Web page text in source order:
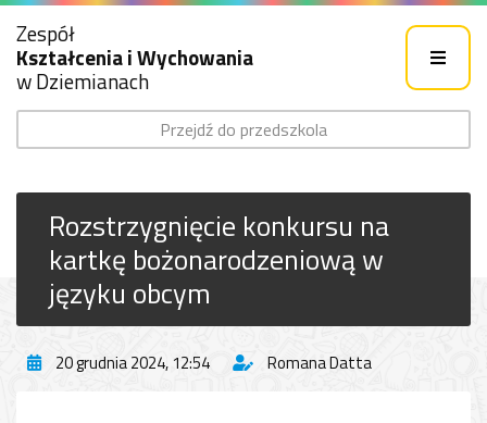
Zespół
Kształcenia i Wychowania
w Dziemianach
Przejdź do przedszkola
Rozstrzygnięcie konkursu na
kartkę bożonarodzeniową w
języku obcym
20 grudnia 2024, 12:54 Romana Datta